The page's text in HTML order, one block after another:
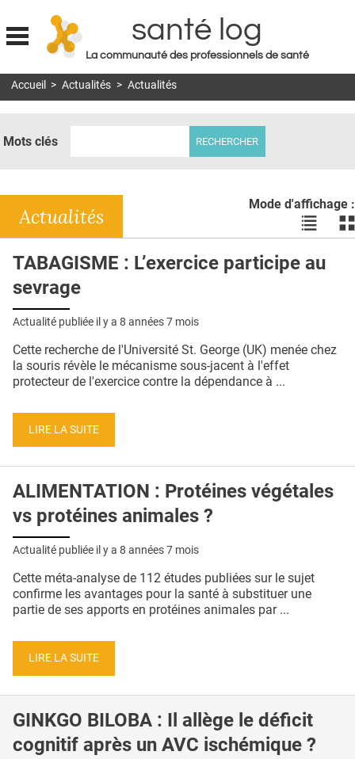
Jump to navigation
santé log
La communauté des professionnels de santé
MON COMPTE
DOSSIERS
RÉSEAUX
E-REVUE SAD
QUI SOMMES-NOUS ?
CONDITIONS GÉNÉRALES
CRÉDITS
Accueil > Actualités > Actualités
Mots clés
Mode d'affichage :
Voir
les
en
les
Actualités
TABAGISME : L’exercice participe au
sevrage
Actualité publiée il y a 8 années 7 mois
Cette recherche de l'Université St. George (UK) menée chez
la souris révèle le mécanisme sous-jacent à l'effet
protecteur de l'exercice contre la dépendance à ...
LIRE LA SUITE
ALIMENTATION : Protéines végétales
vs protéines animales ?
Actualité publiée il y a 8 années 7 mois
Cette méta-analyse de 112 études publiées sur le sujet
confirme les avantages pour la santé à substituer une
partie de ses apports en protéines animales par ...
LIRE LA SUITE
GINKGO BILOBA : Il allège le déficit
cognitif après un AVC ischémique ?